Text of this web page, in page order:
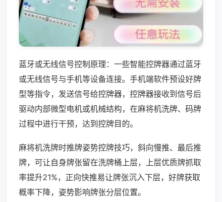
蓝牙或无线信号控制原理：一些智能控牌器通过蓝牙
或无线信号与手机等设备连接。手机端软件预设好牌
型等指令，发送信号给控牌器，控牌器接收到信号后
驱动内部微型电机或机械结构，在麻将机洗牌、码牌
过程中进行干预，达到控牌目的。
麻将机洗牌时推牌姿势控牌技巧，斜向慢推、最后推
牌，可让自身牌张留在洗牌桶上层，上层优质牌抓取
率提升21%，正向快推易让牌张沉入下层，好牌获取
概率下降，姿势影响牌张分层位置。